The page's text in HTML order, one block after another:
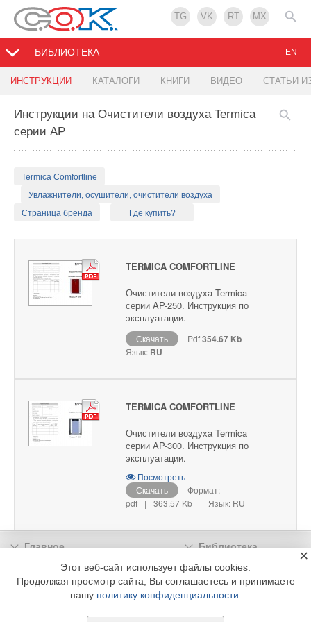
TG VK RT MX
БИБЛИОТЕКА
ИНСТРУКЦИИ КАТАЛОГИ КНИГИ ВИДЕО СТАТЬИ
EN
Инструкции на Очистители воздуха Termica
серии AP
Termica Comfortline
Увлажнители, осушители, очистители воздуха
Страница бренда
Где купить?
TERMICA COMFORTLINE
Очистители воздуха Termica
серии AP-250. Инструкция по
эксплуатации.
Скачать Pdf354.67 Kb
Язык: RU
TERMICA COMFORTLINE
Очистители воздуха Termica
серии AP-300. Инструкция по
эксплуатации.
Посмотреть
Скачать
Формат:
pdf
| 363.57 Kb Язык: RU
Главное
Библиотека
Подписка
Реклама
Информация
© 2002 - 2026 OOO Издательский дом «МЕДИА ТЕХНОЛОДЖИ» +7 (495) 665-00-
Этот веб-сайт использует файлы cookies.
Продолжая просмотр сайта, Вы соглашаетесь и принимаете
нашу политику конфиденциальности
×